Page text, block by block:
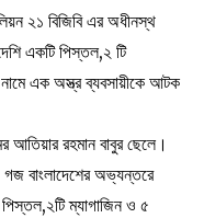
২১ বিজিবি এর অধীনস্থ
একটি পিস্তল,২ টি
এক অস্ত্র ব্যবসায়ীকে আটক
আতিয়ার রহমান বাবুর ছেলে।
গজ বাংলাদেশের অভ্যন্তরে
ম্যাগাজিন ও ৫